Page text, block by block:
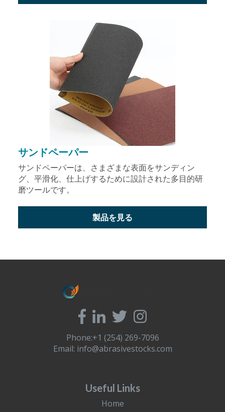
サンドペーパー
サンドペーパーは、さまざまな表面をサンディン
グ、平滑化、仕上げするために設計された多目的研
磨ツールです。
製品を見る
Phone:+1 (254) 269-7096
Email: info@abrasivestocks.com
Useful Links
Home